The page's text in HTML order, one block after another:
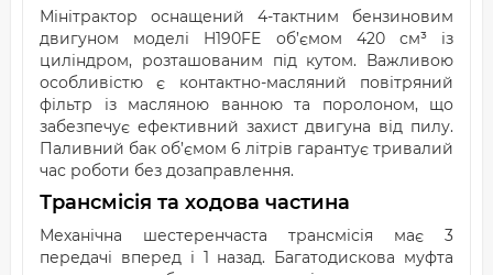
Мінітрактор оснащений 4-тактним бензиновим
двигуном моделі H190FE об’ємом 420 см³ із
циліндром, розташованим під кутом. Важливою
особливістю є контактно-масляний повітряний
фільтр із масляною ванною та поролоном, що
забезпечує ефективний захист двигуна від пилу.
Паливний бак об’ємом 6 літрів гарантує тривалий
час роботи без дозаправлення.
Трансмісія та ходова частина
Механічна шестеренчаста трансмісія має 3
передачі вперед і 1 назад. Багатодискова муфта